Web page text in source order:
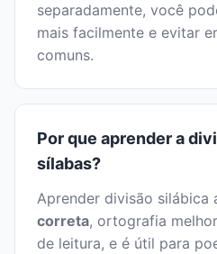
separadamente, você
mais facilmente e evitar
comuns.
Por que aprender a
sílabas?
Aprender divisão silábica
correta, ortografia
de leitura, e é útil para